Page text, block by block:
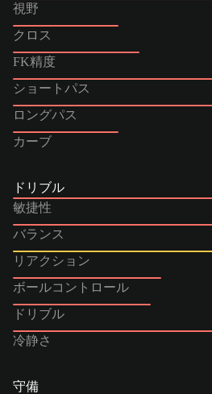
視野
クロス
FK精度
ショートパス
ロングパス
カーブ
ドリブル
敏捷性
バランス
リアクション
ボールコントロール
ドリブル
冷静さ
守備